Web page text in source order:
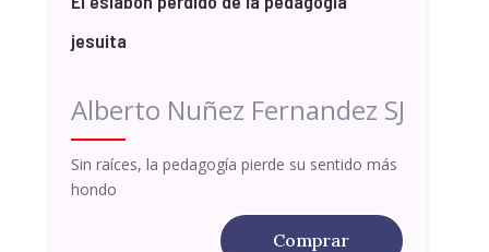
jesuita
Alberto Nuñez Fernandez SJ
Sin raíces, la pedagogía pierde su sentido más
hondo
Comprar